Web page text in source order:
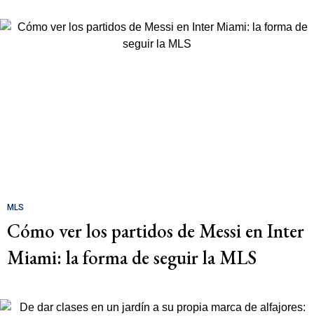
MLS
Cómo ver los partidos de Messi en Inter
Miami: la forma de seguir la MLS